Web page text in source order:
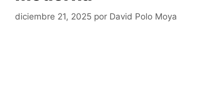
diciembre 21, 2025 por David Polo Moya